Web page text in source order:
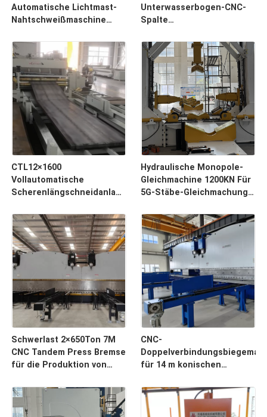
Automatische Lichtmast-
Nahtschweißmaschine
Unterwasserbogen-CNC-
Spalte
für 14m Durchmesser 1,9m
Stahlstolpe
CTL12×1600
Vollautomatische
Scherenlängschneidanlage
Breite und 30 Tonnen
Kapazität
Hydraulische Monopole-
Gleichmachine 1200KN Für
5G-Stäbe-Gleichmachung
Schwerlast 2×650Ton 7M
CNC Tandem Press Bremse
für die Produktion von
achteckigen Leichtstäben
CNC-
für 14 m konischen
Straßenlaternenmast